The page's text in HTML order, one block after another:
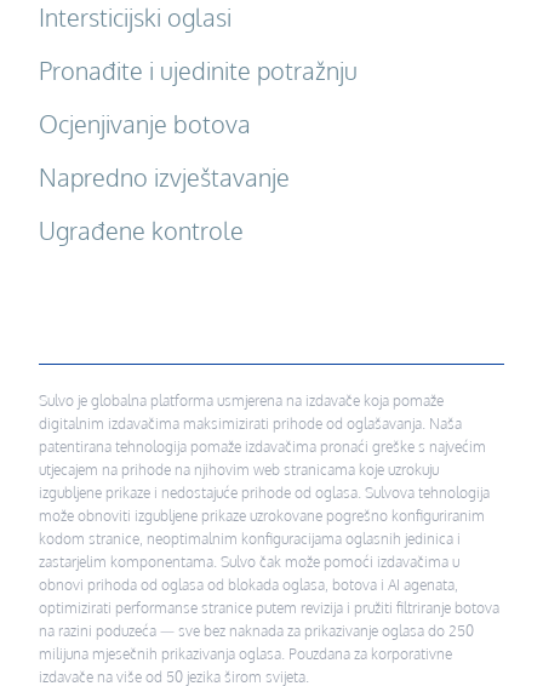
Intersticijski oglasi
Pronađite i ujedinite potražnju
Ocjenjivanje botova
Napredno izvještavanje
Ugrađene kontrole
Sulvo je globalna platforma usmjerena na izdavače koja pomaže
digitalnim izdavačima maksimizirati prihode od oglašavanja. Naša
patentirana tehnologija pomaže izdavačima pronaći greške s najvećim
utjecajem na prihode na njihovim web stranicama koje uzrokuju
izgubljene prikaze i nedostajuće prihode od oglasa. Sulvova tehnologija
može obnoviti izgubljene prikaze uzrokovane pogrešno konfiguriranim
kodom stranice, neoptimalnim konfiguracijama oglasnih jedinica i
zastarjelim komponentama. Sulvo čak može pomoći izdavačima u
obnovi prihoda od oglasa od blokada oglasa, botova i AI agenata,
optimizirati performanse stranice putem revizija i pružiti filtriranje botova
na razini poduzeća — sve bez naknada za prikazivanje oglasa do 250
milijuna mjesečnih prikazivanja oglasa. Pouzdana za korporativne
izdavače na više od 50 jezika širom svijeta.